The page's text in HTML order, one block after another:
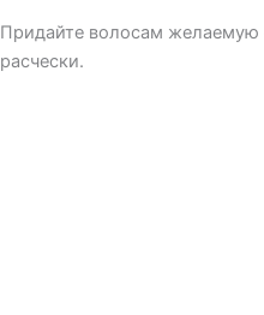
Придайте волосам
расчески.